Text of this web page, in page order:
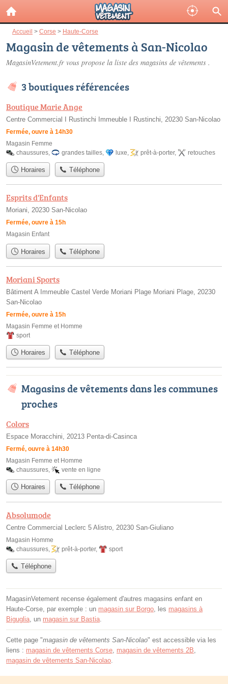
Accueil > Corse > Haute-Corse
Magasin de vêtements à San-Nicolao
MagasinVetement.fr vous propose la liste des magasins de vêtements .
3 boutiques référencées
Boutique Marie Ange
Centre Commercial I Rustinchi Immeuble I Rustinchi, 20230 San-Nicolao
Fermée, ouvre à 14h30
Magasin Femme
chaussures, grandes tailles, luxe, prêt-à-porter, retouches
Horaires Téléphone
Esprits d'Enfants
Moriani, 20230 San-Nicolao
Fermée, ouvre à 15h
Magasin Enfant
Horaires Téléphone
Moriani Sports
Bâtiment A Immeuble Castel Verde Moriani Plage Moriani Plage, 20230
San-Nicolao
Fermée, ouvre à 15h
Magasin Femme et Homme
sport
Horaires Téléphone
Magasins de vêtements dans les communes
proches
Colors
Espace Moracchini, 20213 Penta-di-Casinca
Fermé, ouvre à 14h30
Magasin Femme et Homme
chaussures, vente en ligne
Horaires Téléphone
Absolumode
Centre Commercial Leclerc 5 Alistro, 20230 San-Giuliano
Magasin Homme
chaussures
prêt-à-porter, sport
Téléphone
MagasinVetement recense également d'autres magasins enfant en
Haute-Corse, par exemple : un magasin sur Borgo , les magasins à
Biguglia , un magasin sur Bastia
Cette page "magasin de vêtements San-Nicolao" est accessible via les
liens : magasin de vêtements Corse magasin de vêtements 2B
magasin de vêtements San-Nicolao